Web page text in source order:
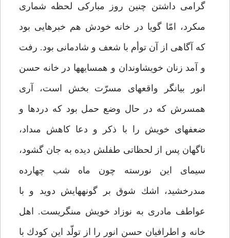
گرامى داشتن چنين روز مباركى لحظه شمارى
مى‏كرد، امّا گويا در خانه خودش هم خبرهايى بود
كه آگاهى از آن توأم با شعف و شادمانى بود. رفت
و آمد زنان خويشاوندان و همسايه‏ها در خانه حسن
انور بيانگر واقعه‏اى مسرّت بخش است، آرى
همسرش كه در حال وضع حمل بود كه دردها و
ضعف‏هاى خويش را با ذكر و دعا كاهش مى‏داد،
ناگهان پس از لحظاتى طفلش ديده به جان گشود،
سيماى اين نورسته چون ماه شب چهارده
مى‏درخشيد، اشك شوق بر گونه‏هايش دويد و با
عواطف مادرى به نوزاد خويش مى‏نگريست. اهل
خانه و اطرافيان حسن انور را از تولّد اين كودك با